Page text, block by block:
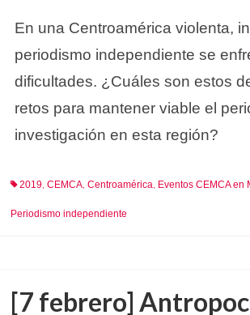
En una Centroamérica violenta,
periodismo independiente se
dificultades. ¿Cuáles son estos
retos para mantener viable el
investigación en esta región?
2019, CEMCA, Centroamérica Eventos CEMCA en
Periodismo independiente
[7 febrero]